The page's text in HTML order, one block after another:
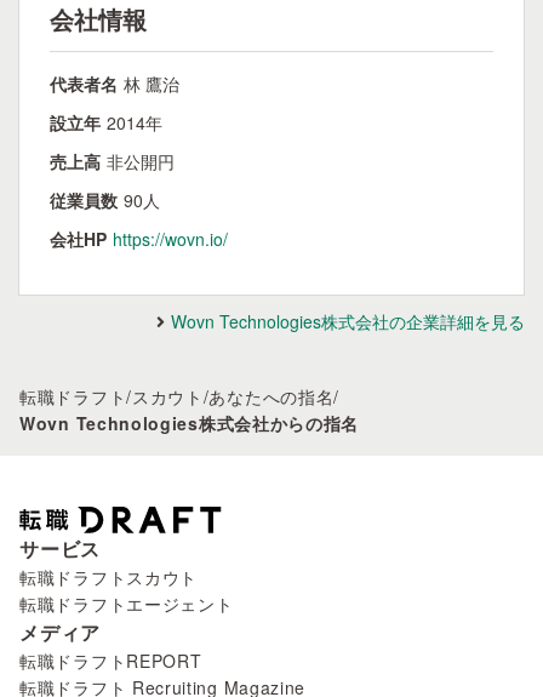
会社情報
代表者名 林 鷹治
設立年 2014年
売上高 非公開円
従業員数 90人
会社HP https://wovn.io/
Wovn Technologies株式会社の企業詳細を見る
転職ドラフト/スカウト /あなたへの指名/
Wovn Technologies株式会社からの指名
サービス
転職ドラフトスカウト
転職ドラフトエージェント
メディア
転職ドラフトREPORT
転職ドラフト Recruiting Magazine